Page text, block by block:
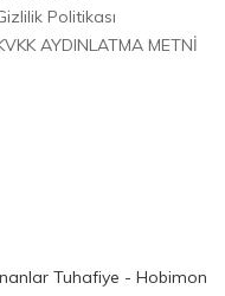
Politikası
AYDINLATMA METNİ
Tuhafiye - Hobimon